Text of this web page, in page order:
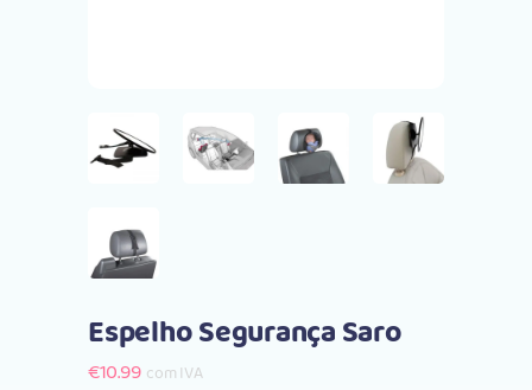
Espelho Segurança Saro
€10.99 com IVA